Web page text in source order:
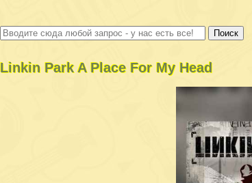
Linkin Park A Place For My Head